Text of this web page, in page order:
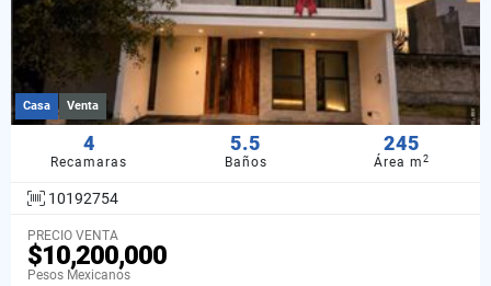
Casa Venta
4
Recamaras
5.5
Baños
245
Área m2
10192754
PRECIO VENTA
$10,200,000
Pesos Mexicanos